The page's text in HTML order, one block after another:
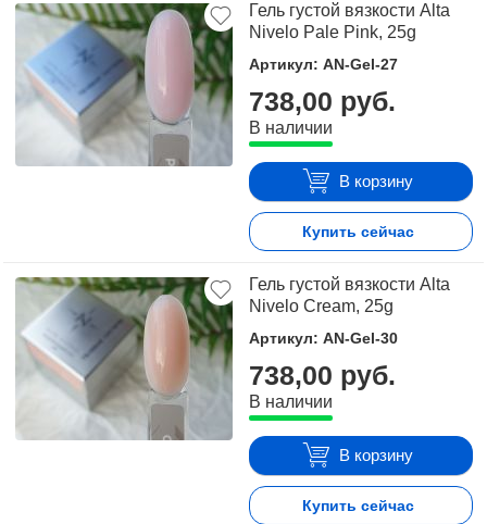
Гель густой вязкости Alta
Nivelo Pale Pink, 25g
Артикул: AN-Gel-27
738,00 руб.
В наличии
В корзину
Купить сейчас
Гель густой вязкости Alta
Nivelo Cream, 25g
Артикул: AN-Gel-30
738,00 руб.
В наличии
В корзину
Купить сейчас